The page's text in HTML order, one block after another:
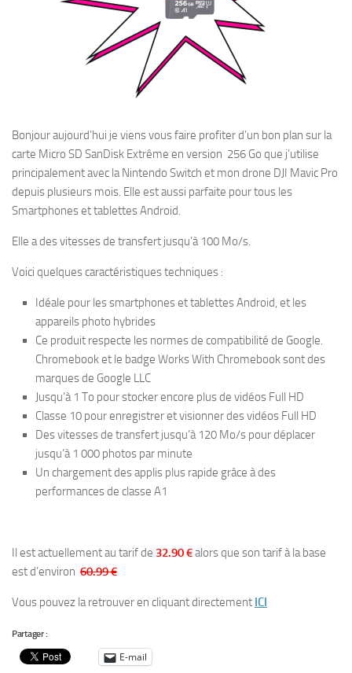
Bonjour aujourd’hui je viens vous faire profiter d’un bon plan sur la
carte Micro SD SanDisk Extrême en version 256 Go que j’utilise
principalement avec la Nintendo Switch et mon drone DJI Mavic Pro
depuis plusieurs mois. Elle est aussi parfaite pour tous les
Smartphones et tablettes Android.
Elle a des vitesses de transfert jusqu’à 100 Mo/s.
Voici quelques caractéristiques techniques :
Idéale pour les smartphones et tablettes Android, et les
appareils photo hybrides
Ce produit respecte les normes de compatibilité de Google.
Chromebook et le badge Works With Chromebook sont des
marques de Google LLC
Jusqu’à 1 To pour stocker encore plus de vidéos Full HD
Classe 10 pour enregistrer et visionner des vidéos Full HD
Des vitesses de transfert jusqu’à 120 Mo/s pour déplacer
jusqu’à 1 000 photos par minute
Un chargement des applis plus rapide grâce à des
performances de classe A1
Il est actuellement au tarif de 32.90 €alors que son tarif à la base
est d’environ 60.99 €
Vous pouvez la retrouver en cliquant directement ICI
Partager :
E-mail